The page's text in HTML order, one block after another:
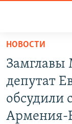
Перейти
основному
содержанию
Перейти
основной
ПОЛИТИКА
ОБЩЕСТВО
НОВОСТИ
депутат
обсудили
Армения-